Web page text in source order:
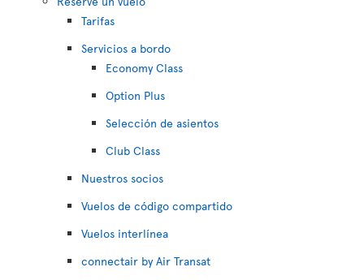
Tarifas
Servicios a bordo
Economy Class
Option Plus
Selección de asientos
Club Class
Nuestros socios
Vuelos de código compartido
Vuelos interlínea
connectair by Air Transat